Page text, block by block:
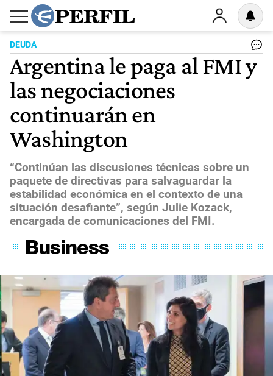
DEUDA
Argentina le paga al FMI y
las negociaciones
continuarán en
Washington
“Continúan las discusiones técnicas sobre un
paquete de directivas para salvaguardar la
estabilidad económica en el contexto de una
situación desafiante”, según Julie Kozack,
encargada de comunicaciones del FMI.